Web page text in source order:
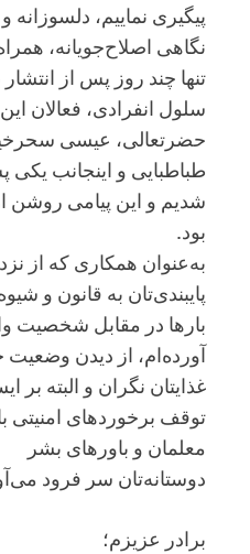
پیگیری نماییم،
نگاهی اصلاح‌جویانه،
تنها چند روز پس از انتشار
سلول انفرادی، فعالان
حضرتعالی، عیسی
طباطبایی و اینجانب
شدیم و این پیامی روشن
بود.
به‌عنوان همکاری که از
پایبندی‌تان به قانون و
بارها در مقابل شخصیت
آورده‌ام، از دیدن
غذایتان نگران و البته بر
توقف برخوردهای امنیتی
معلمان و باورهای بشر
دوستانه‌تان سر فرود
برادر عزیزم؛